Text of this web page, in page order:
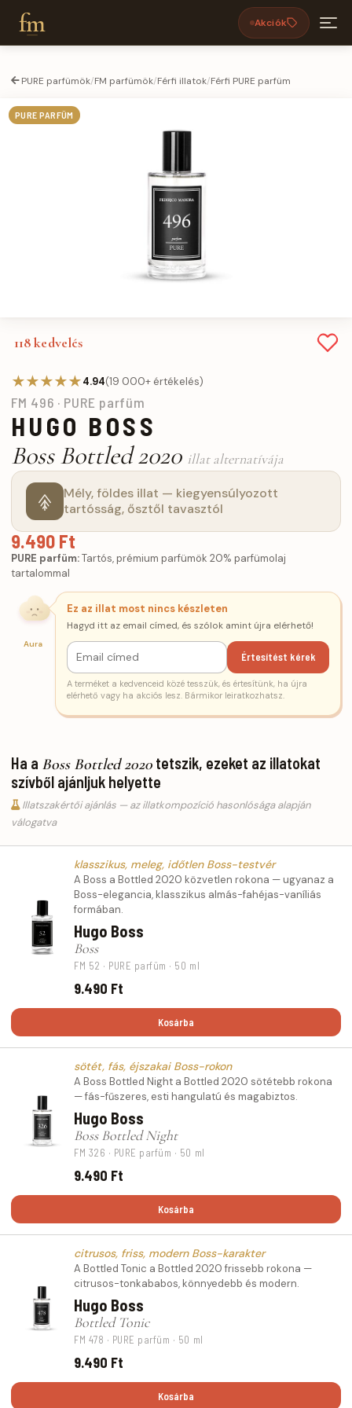
fm Akciók
PURE parfümök/FM parfümök/Férfi illatok/Férfi PURE parfüm
PURE PARFÜM
118kedvelés
★★★★★4.94(19 000+ értékelés)
FM 496 · PURE parfüm
HUGO BOSS
Boss Bottled 2020 illat alternatívája
Mély, földes illat — kiegyensúlyozott
tartósság, ősztől tavasztól
9.490 Ft
PURE parfüm:Tartós, prémium parfümök 20% parfümolaj
tartalommal
Aura
Ez az illat most nincs készleten
Hagyd itt az email címed, és szólok amint újra elérhető!
Értesítést kérek
A terméket a kedvenceid közé tesszük, és értesítünk, ha újra
elérhető vagy ha akciós lesz. Bármikor leiratkozhatsz.
Ha a Boss Bottled 2020 tetszik, ezeket az illatokat
szívből ajánljuk helyette
Illatszakértői ajánlás — az illatkompozíció hasonlósága alapján
válogatva
klasszikus, meleg, időtlen Boss-testvér
A Boss a Bottled 2020 közvetlen rokona — ugyanaz a
Boss-elegancia, klasszikus almás-fahéjas-vaníliás
formában.
Hugo Boss
Boss
FM 52 · PURE parfüm · 50 ml
9.490 Ft
Kosárba
sötét, fás, éjszakai Boss-rokon
A Boss Bottled Night a Bottled 2020 sötétebb rokona
— fás-fűszeres, esti hangulatú és magabiztos.
Hugo Boss
Boss Bottled Night
FM 326 · PURE parfüm · 50 ml
9.490 Ft
Kosárba
citrusos, friss, modern Boss-karakter
A Bottled Tonic a Bottled 2020 frissebb rokona —
citrusos-tonkababos, könnyedebb és modern.
Hugo Boss
Bottled Tonic
FM 478 · PURE parfüm · 50 ml
9.490 Ft
Kosárba